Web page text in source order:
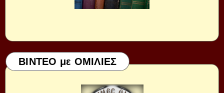
ΒΙΝΤΕΟ με ΟΜΙΛΙΕΣ